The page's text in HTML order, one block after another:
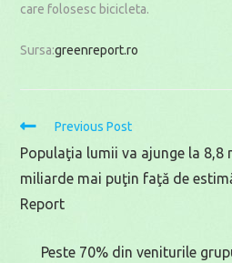
care folosesc bicicleta.
Sursa:greenreport.ro
Read
more
articles
Previous Post
Populaţia lumii va ajunge la 8,8
miliarde mai puţin faţă de
Report
Peste 70% din veniturile